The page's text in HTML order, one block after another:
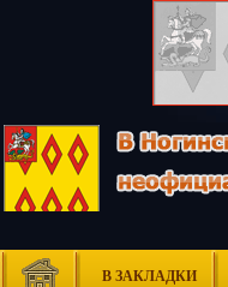
В ЗАКЛАДКИ